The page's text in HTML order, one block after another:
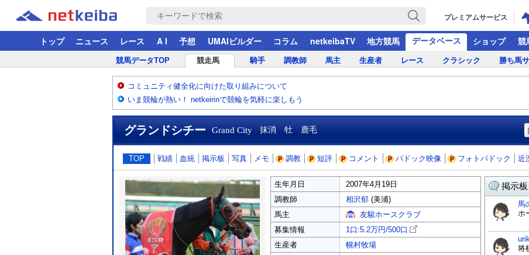
プレミアムサービス
トップ ニュース レース A I 予想 UMAIビルダー コラム netkeibaTV 地方競馬 データベース ショップ 競
競馬データTOP 競走馬 騎手 調教師 馬主 生産者 レース クラシック 勝ち馬
コミュニティ健全化に向けた取り組みについて
いま競輪が熱い！ netkeirinで競輪を気軽に楽しもう
グランドシチー Grand City 抹消 牡 鹿毛
TOP 戦績 血統 掲示板 写真 メモ 調教 短評 コメント パドック映像 フォトパドック 近
生年月日
2007年4月19日
調教師
相沢郁 (美浦)
馬主
友駿ホースクラブ
募集情報
1口:5.2万円/500口
生産者
幌村牧場
掲示
馬